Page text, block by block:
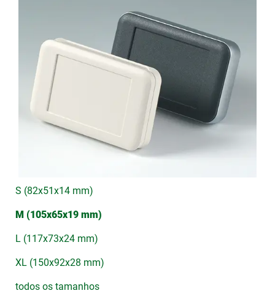
S (82x51x14 mm)
M (105x65x19 mm)
L (117x73x24 mm)
XL (150x92x28 mm)
todos os tamanhos